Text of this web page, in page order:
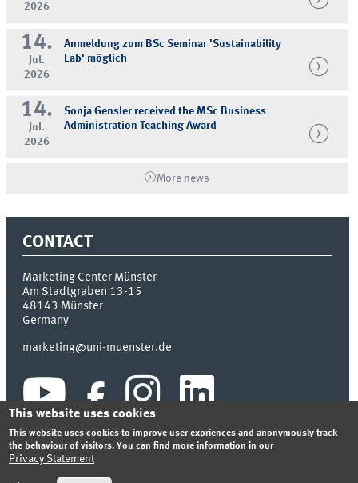
2026
14.
Jul.
2026
Anmeldung zum BSc Seminar 'Sustainability
Lab' möglich
14.
Jul.
2026
Sonja Gensler received the MSc Business
Administration Teaching Award
More news
CONTACT
Marketing Center Münster
Am Stadtgraben 13-15
48143 Münster
Germany
marketing@uni-muenster.de
SITEMAP
This website uses cookies
This website uses cookies to improve user expriences and anonymously track
the behaviour of visitors. You can find more information in our
Privacy Statement